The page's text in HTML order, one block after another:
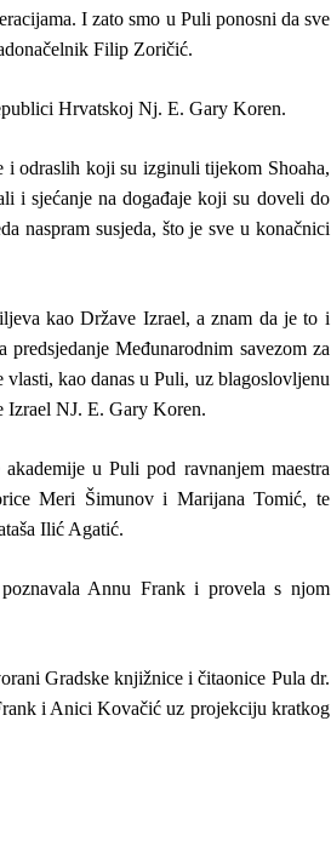
I zato smo u Puli ponosni da sve
Filip Zoričić.
Hrvatskoj Nj. E. Gary Koren.
odraslih koji su izginuli tijekom Shoaha,
i sjećanje na događaje koji su doveli do
naspram susjeda, što je sve u konačnici
kao Države Izrael, a znam da je to i
Međunarodnim savezom za
kao danas u Puli, uz blagoslovljenu
Izrael NJ. E. Gary Koren.
u Puli pod ravnanjem maestra
Meri Šimunov i Marijana Tomić, te
Ilić Agatić.
Annu Frank i provela s njom
Gradske knjižnice i čitaonice Pula dr.
i Anici Kovačić uz projekciju kratkog